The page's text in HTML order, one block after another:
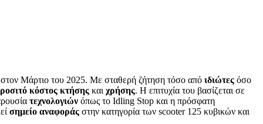
Μάρτιο του 2025. Με σταθερή ζήτηση τόσο από ιδιώτες όσο
κόστος κτήσης και χρήσης. Η επιτυχία του βασίζεται σε
τεχνολογιών όπως το Idling Stop και η πρόσφατη
σημείο αναφοράς στην κατηγορία των scooter 125 κυβικών και